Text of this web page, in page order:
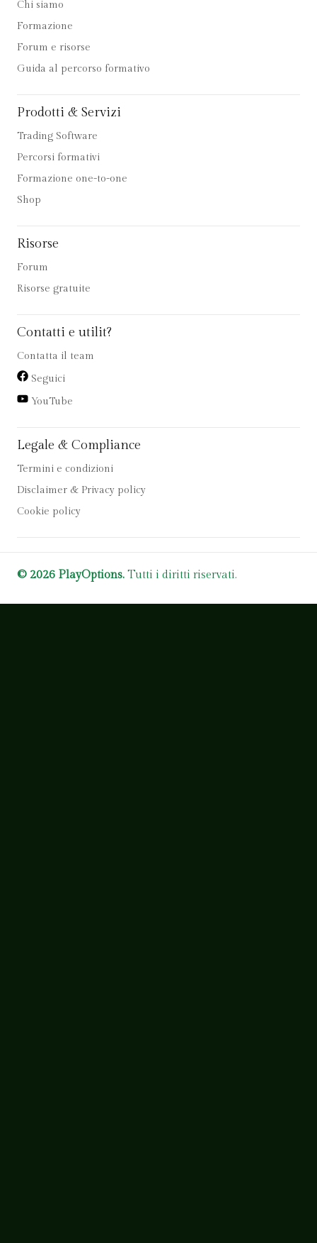
Chi siamo
Formazione
Forum e risorse
Guida al percorso formativo
Prodotti & Servizi
Trading Software
Percorsi formativi
Formazione one-to-one
Shop
Risorse
Forum
Risorse gratuite
Contatti e utilit?
Contatta il team
Seguici
YouTube
Legale & Compliance
Termini e condizioni
Disclaimer & Privacy policy
Cookie policy
© 2026 PlayOptions. Tutti i diritti riservati.